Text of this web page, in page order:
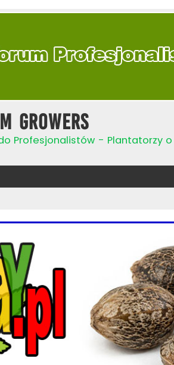
Growers
Profesjonalistów - Plantatorzy